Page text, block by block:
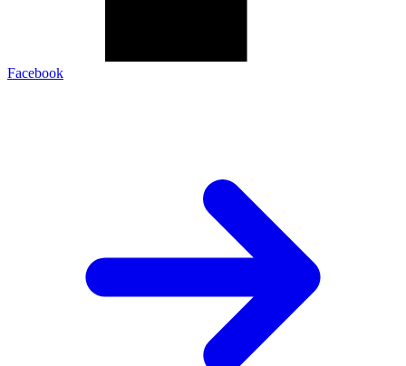
Facebook